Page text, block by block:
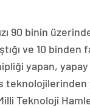
90 binin
ve 10 binden
yapan,
Teknoloji